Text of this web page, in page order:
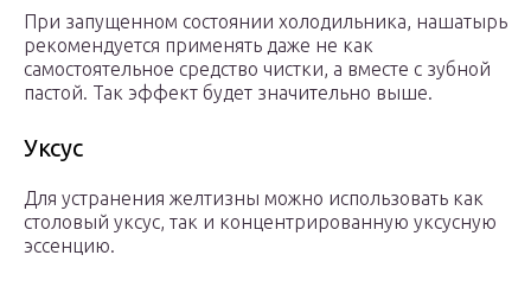
При запущенном состоянии холодильника, нашатырь
рекомендуется применять даже не как
самостоятельное средство чистки, а вместе с зубной
пастой. Так эффект будет значительно выше.
Уксус
Для устранения желтизны можно использовать как
столовый уксус, так и концентрированную уксусную
эссенцию.